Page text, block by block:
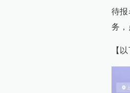
待报
务，
【